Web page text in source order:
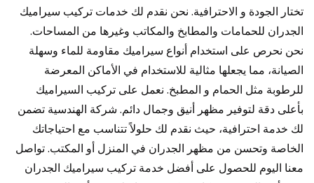
تختار الجودة و الاحترافية. نحن نقدم لك خدمات تركيب سيراميك
الجدران للحمامات والمطابخ والمكاتب وغيرها من المساحات.
نحن نحرص على استخدام أنواع سيراميك مقاومة للماء وسهلة
الصيانة، مما يجعلها مثالية للاستخدام في الأماكن المعرضة
للرطوبة مثل الحمام و المطبخ. نعمل على تركيب السيراميك
بأعلى دقة لتوفير مظهر أنيق وجمال دائم. شركة الهندسية تضمن
لك خدمة احترافية، حيث نقدم لك حلولاً تتناسب مع احتياجاتك
الخاصة وتحسن من مظهر الجدران في المنزل أو المكتب. تواصل
معنا اليوم للحصول على أفضل خدمة تركيب سيراميك الجدران